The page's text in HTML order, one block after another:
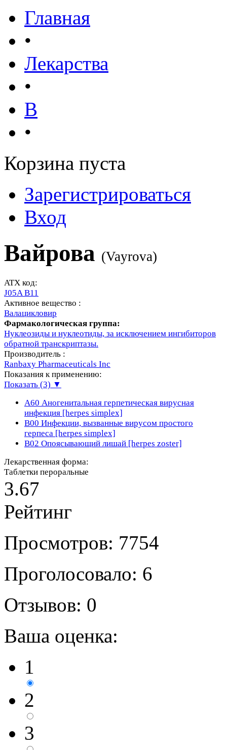
Главная
•
Лекарства
•
В
•
Корзина пуста
Зарегистрироваться
Вход
Вайрова (Vayrova)
ATX код:
J05A B11
Активное вещество :
Валацикловир
Фармакологическая группа:
Нуклеозиды и нуклеотиды, за исключением ингибиторов
обратной транскриптазы.
Производитель :
Ranbaxy Pharmaceuticals Inc
Показания к применению:
Показать (3) ▼
A60 Аногенитальная герпетическая вирусная
инфекция [herpes simplex]
B00 Инфекции, вызванные вирусом простого
герпеса [herpes simplex]
B02 Опоясывающий лишай [herpes zoster]
Лекарственная форма:
Таблетки пероральные
3.67
Рейтинг
Просмотров: 7754
Проголосовало: 6
Отзывов: 0
Ваша оценка:
1
2
3